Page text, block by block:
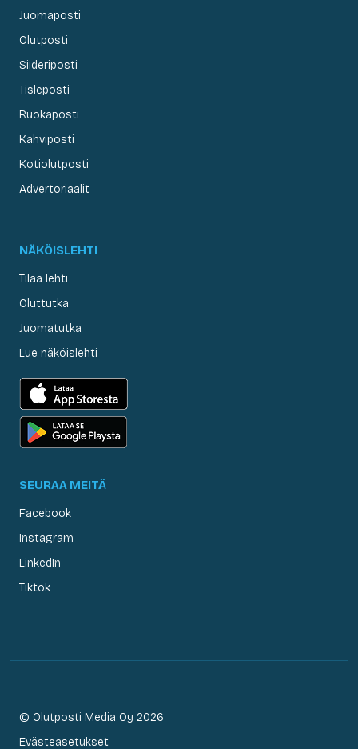
Juomaposti
Olutposti
Siideriposti
Tisleposti
Ruokaposti
Kahviposti
Kotiolutposti
Advertoriaalit
NÄKÖISLEHTI
Tilaa lehti
Oluttutka
Juomatutka
Lue näköislehti
SEURAA MEITÄ
Facebook
Instagram
LinkedIn
Tiktok
© Olutposti Media Oy 2026
Evästeasetukset